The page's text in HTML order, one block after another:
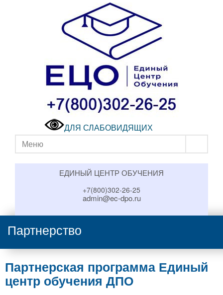
ДЛЯ СЛАБОВИДЯЩИХ
Меню
ЕДИНЫЙ ЦЕНТР ОБУЧЕНИЯ
+7(800)302-26-25
admin@ec-dpo.ru
Партнерство
Партнерская программа Единый
центр обучения ДПО